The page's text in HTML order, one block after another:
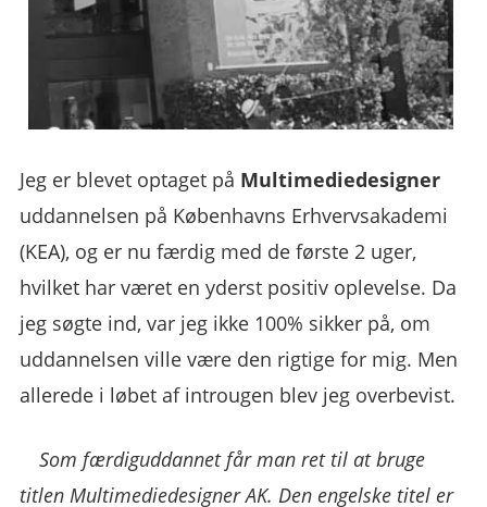
Jeg er blevet optaget på Multimediedesigner
uddannelsen på Københavns Erhvervsakademi
(KEA), og er nu færdig med de første 2 uger,
hvilket har været en yderst positiv oplevelse. Da
jeg søgte ind, var jeg ikke 100% sikker på, om
uddannelsen ville være den rigtige for mig. Men
allerede i løbet af introugen blev jeg overbevist.
Som færdiguddannet får man ret til at bruge
titlenMultimediedesigner AK. Den engelske titel er